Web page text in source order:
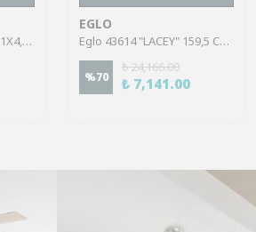
Eglo 75321 "ALAMEDA" 1X4,5W Çelik Nikel Mat Sıva Üstü Spot
EGLO
Eglo 43614 "LACEY" 159,5 Cm Yüksekliğinde Çelik, Ahşap Köşe Lambası Lambader
%70
₺ 24,166.00
₺ 7,141.00